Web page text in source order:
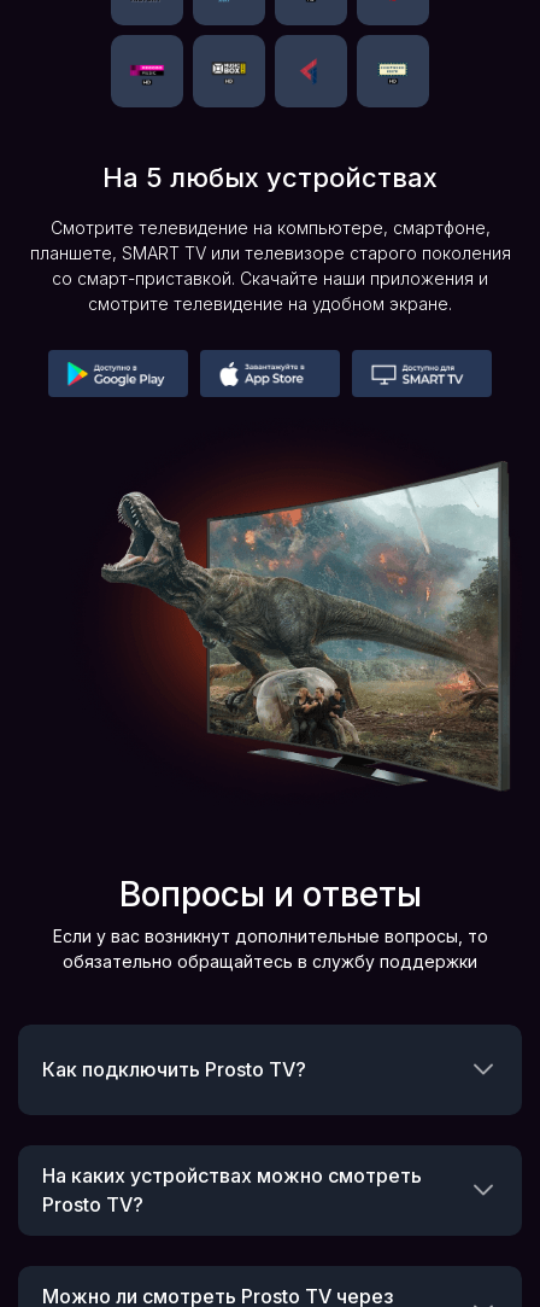
На 5 любых устройствах
Смотрите телевидение на компьютере, смартфоне,
планшете, SMART TV или телевизоре старого поколения
со смарт-приставкой. Скачайте наши приложения и
смотрите телевидение на удобном экране.
Вопросы и ответы
Если у вас возникнут дополнительные вопросы, то
обязательно обращайтесь в службу поддержки
Как подключить Prosto TV?
На каких устройствах можно смотреть
Prosto TV?
Можно ли смотреть Prosto TV через